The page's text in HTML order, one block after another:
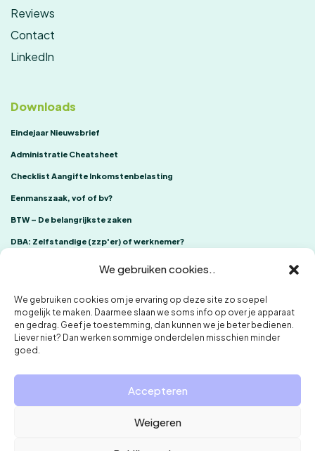
We gebruiken cookies..
We gebruiken cookies om je ervaring op deze site zo soepel
mogelijk te maken. Daarmee slaan we soms info op over je apparaat
en gedrag. Geef je toestemming, dan kunnen we je beter bedienen.
Liever niet? Dan werken sommige onderdelen misschien minder
goed.
Accepteren
Weigeren
Reviews
Contact
LinkedIn
Downloads
Eindejaar Nieuwsbrief
Administratie Cheatsheet
Checklist Aangifte Inkomstenbelasting
Eenmanszaak, vof of bv?
BTW – De belangrijkste zaken
DBA: Zelfstandige (zzp'er) of werknemer?
ONE Accountants
Privacybeleid en cookies